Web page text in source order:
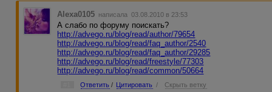
Alexa0105 написала 03.08.2010 в 23:53
А слабо по форуму поискать?
http://advego.ru/blog/read/author/79654
http://advego.ru/blog/read/faq_author/2540
http://advego.ru/blog/read/faq_author/29285
http://advego.ru/blog/read/freestyle/77303
http://advego.ru/blog/read/common/50664
Ответить / Цитировать / Скрыть ветку